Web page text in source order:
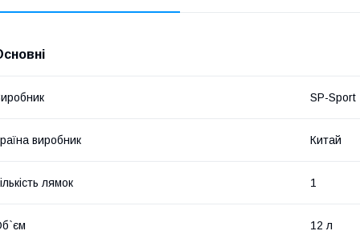
SP-Sport
виробник Китай
лямок 1
12 л